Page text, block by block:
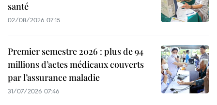
santé
02/08/2026 07:15
Premier semestre 2026 : plus de 94
millions d’actes médicaux couverts
par l’assurance maladie
31/07/2026 07:46